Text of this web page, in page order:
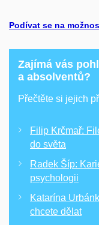
Podívat se na
Zajímá vás
a absolventů?
Přečtěte si jejich
Filip Krčmař:
do světa
Radek Šíp:
psychologii
Katarína
chcete dělat